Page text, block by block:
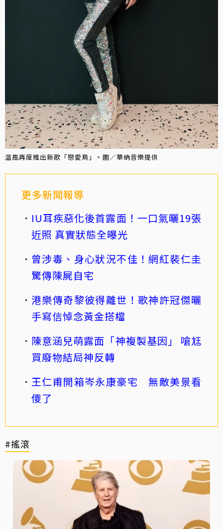
温嵐再度推出新歌「戀愛鳥」。圖／華納音樂提供
更多新聞報導
IU耳疾惡化後首露面！一口氣曬19張
近照 真實狀態全曝光
曾涉毒、身心狀況不佳！網紅裴仁圭
驚傳陳屍自宅
港樂傳奇黎彼得離世！歌神許冠傑曬
手寫信悼念黃金搭檔
陳意涵兒萌露面「神複製基因」 嗆尪
買廢物結局神反轉
王仁甫開箱岑永康豪宅 無敵美景看
傻了
#搖滾